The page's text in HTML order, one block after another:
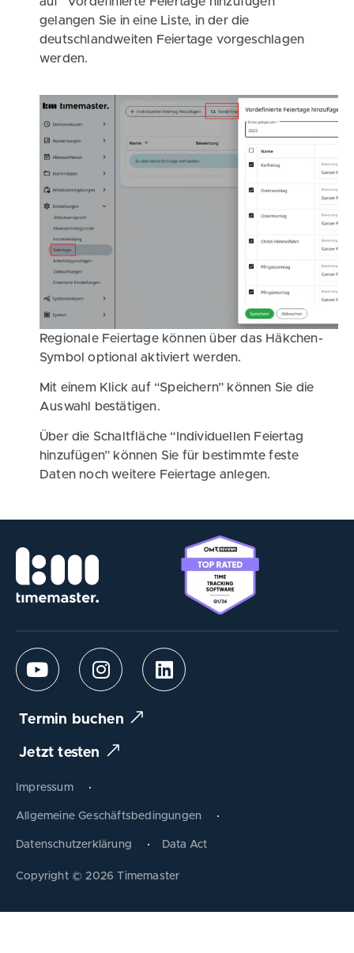
gelangen Sie in eine Liste, in der die
deutschlandweiten Feiertage vorgeschlagen
werden.
Regionale Feiertage können über das Häkchen-
Symbol optional aktiviert werden.
Mit einem Klick auf “Speichern” können Sie die
Auswahl bestätigen.
Über die Schaltfläche “Individuellen Feiertag
hinzufügen” können Sie für bestimmte feste
Daten noch weitere Feiertage anlegen.
Produkt tauschen
Termin buchen
Jetzt testen
Impressum
Allgemeine Geschäftsbedingungen
Datenschutzerklärung Data Act
Copyright © 2026 Timemaster